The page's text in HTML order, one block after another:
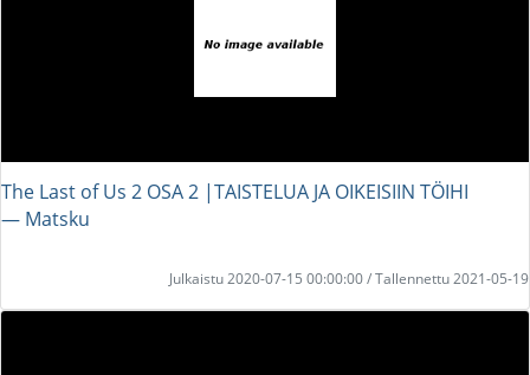
The Last of Us 2 OSA 2 |TAISTELUA JA OIKEISIIN TÖIHI
― Matsku
Julkaistu 2020-07-15 00:00:00 / Tallennettu 2021-05-19